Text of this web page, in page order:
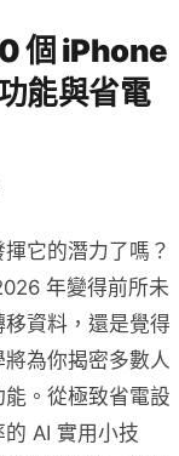
個 iPhone
能與省電
它的潛力了嗎？
年變得前所未
資料，還是覺得
為你揭密多數人
。從極致省電設
AI 實用小技